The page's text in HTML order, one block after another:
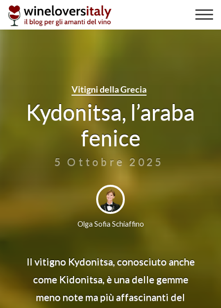
Skip
Vitigni della Grecia
Kydonitsa, l’araba
fenice
5 Ottobre 2025
Olga Sofia Schiaffino
Il vitigno Kydonitsa, conosciuto anche
come Kidonitsa, è una delle gemme
meno note ma più affascinanti del